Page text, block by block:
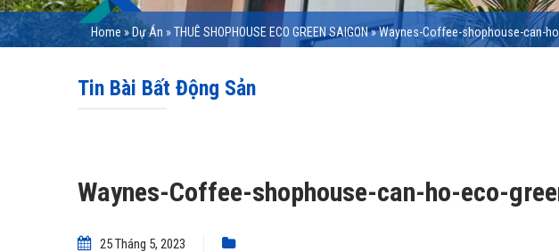
Home » Dự Án »THUÊ SHOPHOUSE ECO GREEN SAIGON»Waynes-Coffee-shophouse-can-
Tin Bài Bất Động Sản
Waynes-Coffee-shophouse-can-ho-eco-
25 Tháng 5, 2023